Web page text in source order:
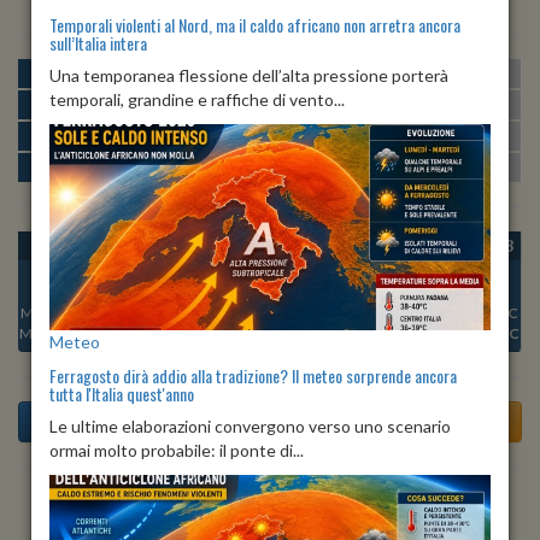
MATTINA min:22º max:29º U:
POMERIGGIO min:30º max:32º
SERA min:25º max:33º U:63% 85%
NOTTE min: 23º max:25º U:87%
OGGI
Min:
27°C
Max:33°C
SAB 08
Min:
Max:32°C
DOM 09
Min:26°C
Max:31°C
LUN 10
Min:
26°C
Max:34°C
MAR 11
Max:35°C
MER 12
Min:25°C
Max:33°C
GIO 13
25°C
Max:28°C
Previsioni del Tempo a Asciano tra 5 giorni
Temporali violenti al Nord, ma il caldo africano non arretra ancora
sull’Italia intera
Una temporanea flessione dell’alta pressione porterà
temporali, grandine e raffiche di vento...
Meteo
Ferragosto dirà addio alla tradizione? Il meteo sorprende ancora
tutta l'Italia quest'anno
Le ultime elaborazioni convergono verso uno scenario
ormai molto probabile: il ponte di...